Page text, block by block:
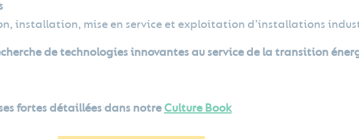
installation, mise en service et exploitation d’installations
de technologies innovantes au service de la transition
fortes détaillées dans notre Culture Book